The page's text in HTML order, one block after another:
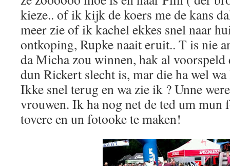
kieze.. of ik kijk de koers me de kans
meer zie of ik kachel ekkes snel naar
ontkoping, Rupke naait eruit.. T is nie
da Micha zou winnen, hak al voorspeld
dun Rickert slecht is, mar die ha wel
Ikke snel terug en wa zie ik ? Unne
vrouwen. Ik ha nog net de ted um mun
tovere en un fotooke te maken!